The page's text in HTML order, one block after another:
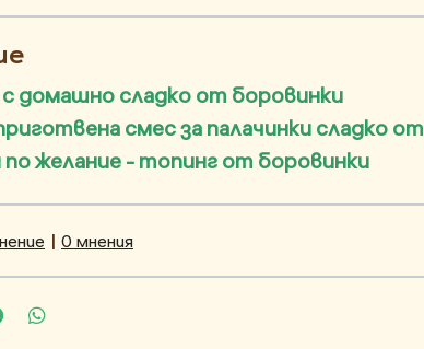
с домашно сладко от боровинки
смес за палачинки сладко от
по желание - топинг от боровинки
| 0 мнения